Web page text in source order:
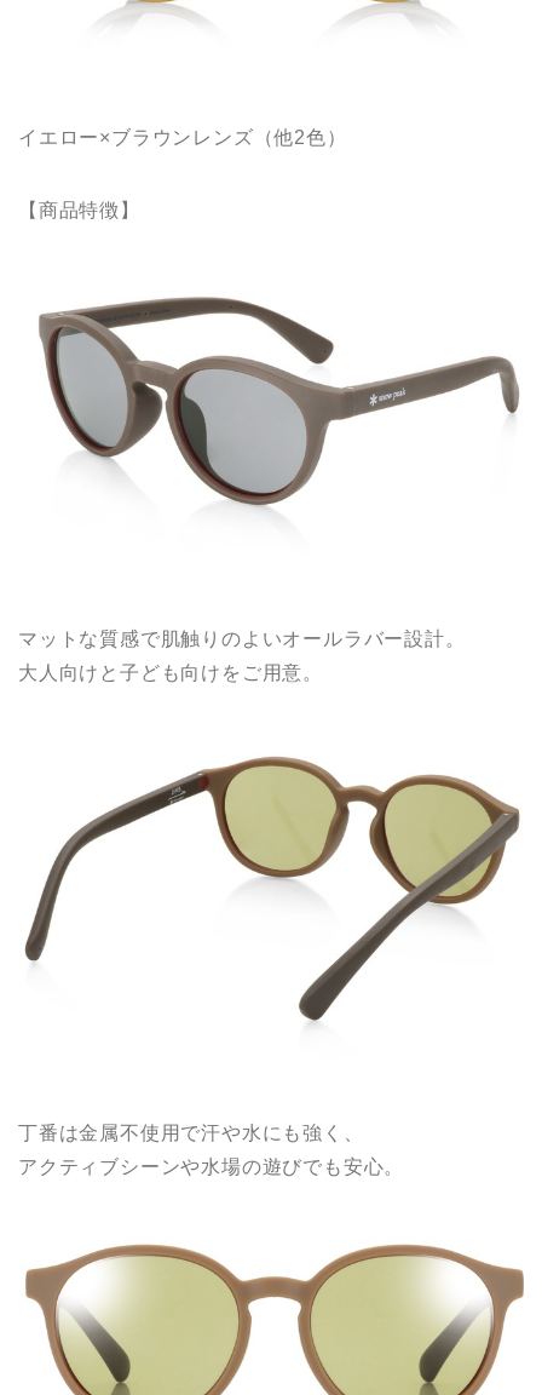
イエロー×ブラウンレンズ（他2色）
【商品特徴】
マットな質感で肌触りのよいオールラバー設計。
大人向けと子ども向けをご用意。
丁番は金属不使用で汗や水にも強く、
アクティブシーンや水場の遊びでも安心。